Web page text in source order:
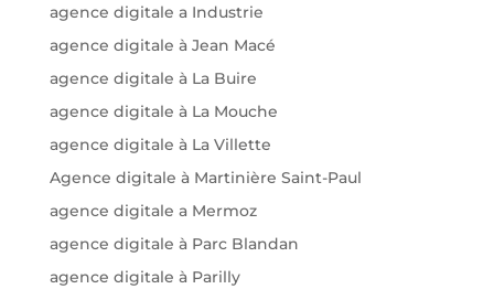
agence digitale a Industrie
agence digitale à Jean Macé
agence digitale à La Buire
agence digitale à La Mouche
agence digitale à La Villette
Agence digitale à Martinière Saint-Paul
agence digitale a Mermoz
agence digitale à Parc Blandan
agence digitale à Parilly